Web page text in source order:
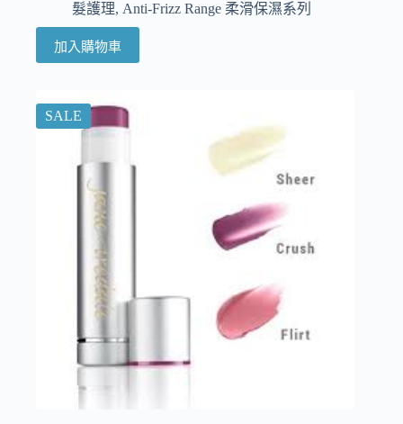
髮護理, Anti-Frizz Range 柔滑保濕系列
加入購物車
SALE